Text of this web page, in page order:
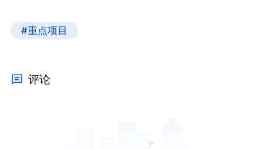
#重点项目
评论